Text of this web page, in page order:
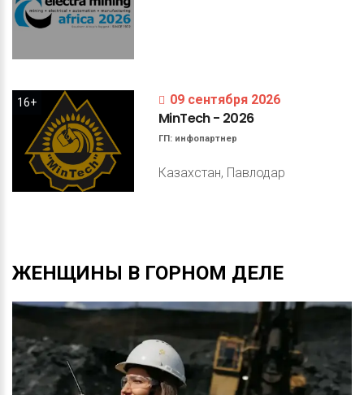
16+ 09 сентября 2026
MinTech- 2026
ГП: инфопартнер
Казахстан, Павлодар
ЖЕНЩИНЫ В ГОРНОМ ДЕЛЕ